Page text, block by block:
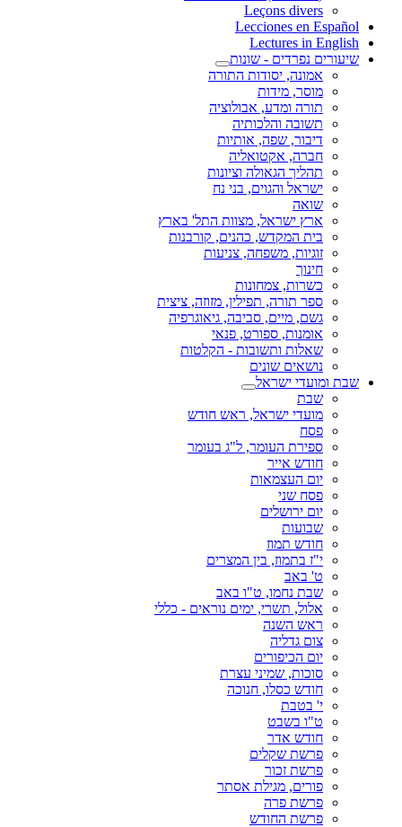
Leçons divers
Lecciones en Español
Lectures in English
שיעורים נפרדים - שונות
אמונה, יסודות התורה
מוסר, מידות
תורה ומדע, אבולוציה
תשובה והלכותיה
דיבור, שפה, אותיות
חברה, אקטואליה
תהליך הגאולה וציונות
ישראל והגוים, בני נח
שואה
ארץ ישראל, מצוות התל' בארץ
בית המקדש, כהנים, קורבנות
זוגיות, משפחה, צניעות
חינוך
כשרות, צמחונות
ספר תורה, תפילין, מזוזה, ציצית
גשם, מיים, סביבה, גיאוגרפיה
אומנות, ספורט, פנאי
שאלות ותשובות - הקלטות
נושאים שונים
שבת ומועדי ישראל
שבת
מועדי ישראל, ראש חודש
פסח
ספירת העומר, ל"ג בעומר
חודש אייר
יום העצמאות
פסח שני
יום ירושלים
שבועות
חודש תמוז
י"ז בתמוז, בין המצרים
ט' באב
שבת נחמו, ט"ו באב
אלול, תשרי, ימים נוראים - כללי
ראש השנה
צום גדליה
יום הכיפורים
סוכות, שמיני עצרת
חודש כסלו, חנוכה
י' בטבת
ט"ו בשבט
חודש אדר
פרשת שקלים
פרשת זכור
פורים, מגילת אסתר
פרשת פרה
פרשת החודש